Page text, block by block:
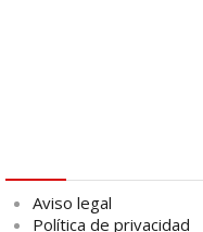
Aviso legal
Política de privacidad